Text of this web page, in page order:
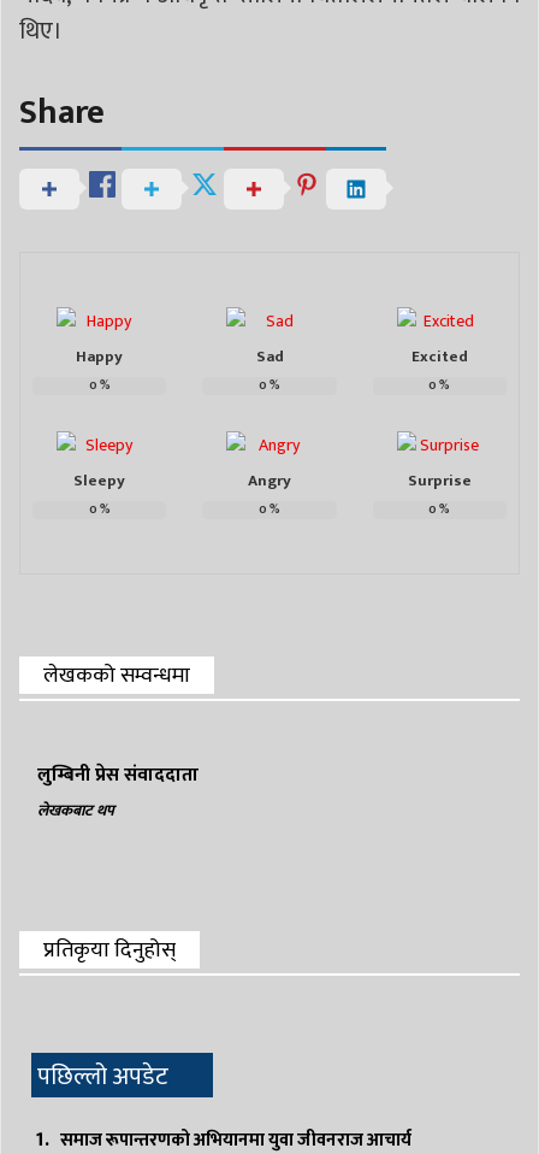
थिए।
Share
Happy
0%
Sad
0%
Excited
0%
Sleepy
0%
Angry
0%
Surprise
0%
लेखकको सम्वन्धमा
लुम्बिनी प्रेस संवाददाता
लेखकबाट थप
प्रतिकृया दिनुहोस्
पछिल्लो अपडेट
समाज रूपान्तरणको अभियानमा युवा जीवनराज आचार्य